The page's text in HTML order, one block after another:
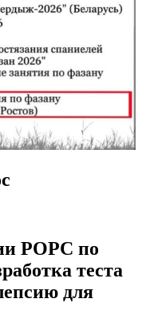
РОРС по
теста
для